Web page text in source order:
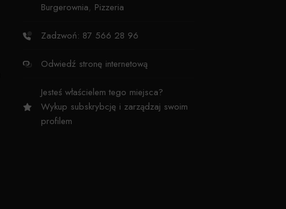
Burgerownia, Pizzeria
Zadzwoń: 87 566 28 96
Odwiedź stronę internetową
Jesteś właścielem tego miejsca?
Wykup subskrybcję i zarządzaj swoim
profilem